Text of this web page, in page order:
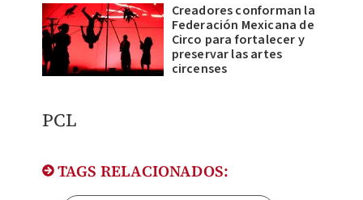
Creadores conforman la
Federación Mexicana de
Circo para fortalecer y
preservar las artes
circenses
PCL
TAGS RELACIONADOS: